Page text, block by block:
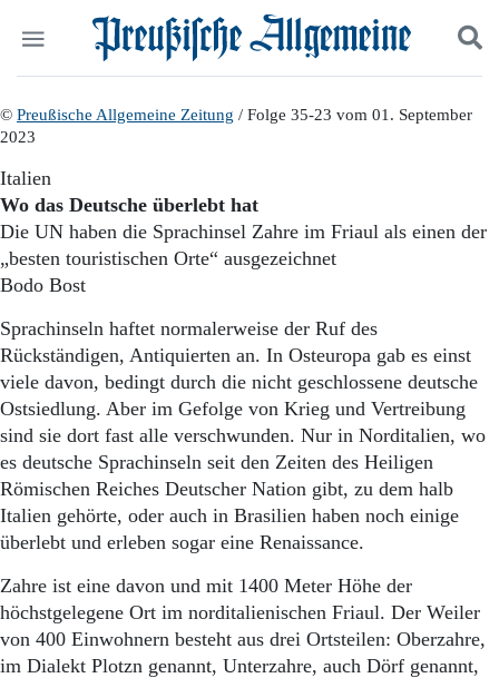
Start
Wer wir sind
Aktuelle Ausgabe
Abonnenten-Login
Abonnent werden
Abo Prämien
Archiv
Mediadaten
Politik
Gesellschaft
Leben
Geschichte
Berlin-Brandenburg
Schlesien
Danzig und Westpreußen
Bücher
Kontakt
Suchen und finden
© Preußische Allgemeine Zeitung / Folge 35-23 vom 01. September
2023
Italien
Wo das Deutsche überlebt hat
Die UN haben die Sprachinsel Zahre im Friaul als einen der
„besten touristischen Orte“ ausgezeichnet
Bodo Bost
Sprachinseln haftet normalerweise der Ruf des
Rückständigen, Antiquierten an. In Osteuropa gab es einst
viele davon, bedingt durch die nicht geschlossene deutsche
Ostsiedlung. Aber im Gefolge von Krieg und Vertreibung
sind sie dort fast alle verschwunden. Nur in Norditalien, wo
es deutsche Sprachinseln seit den Zeiten des Heiligen
Römischen Reiches Deutscher Nation gibt, zu dem halb
Italien gehörte, oder auch in Brasilien haben noch einige
überlebt und erleben sogar eine Renaissance.
Zahre ist eine davon und mit 1400 Meter Höhe der
höchstgelegene Ort im norditalienischen Friaul. Der Weiler
von 400 Einwohnern besteht aus drei Ortsteilen: Oberzahre,
im Dialekt Plotzn genannt, Unterzahre, auch Dörf genannt,